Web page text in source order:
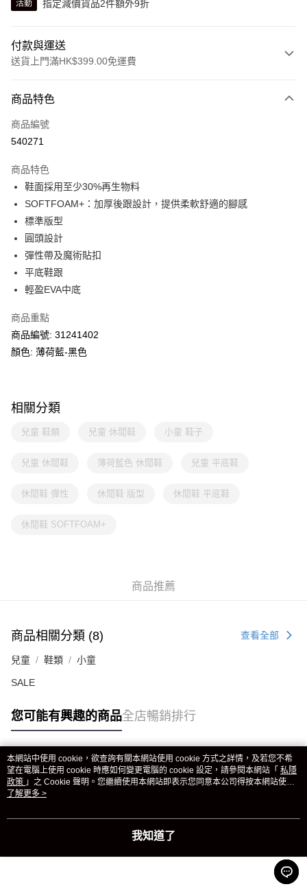
活動 指定減價貨品2件額外9折
付款與運送
送貨上門滿HK$399.00免運費
信用卡
線上付款
Alipay, PayMe, WeChat Pay, UnionPay, FPS
送貨方式
單筆訂單淨值滿$399可享免運費優惠
每筆HK$30.00，滿HK$399.00或以上免運費
滿$599可享澳門免運費優惠
商品特色
商品編號
540271
商品特色
鞋面採用至少30%再生物料
SOFTFOAM+：加厚後跟設計，提供柔軟舒適的腳感
標準版型
圓頭設計
彈性帶及魔術貼扣
平底鞋跟
輕盈EVA中底
商品重點
商品編號: 31241402
顏色: 薄荷藍-黑色
相關分類
兒童 鞋類 兒童 休閒鞋 小童 鞋子
兒童 休閒鞋 薄荷藍色 休閒鞋 兒童 平底鞋
休閒鞋 彈性 休閒鞋 版型 休閒鞋 平底鞋
休閒鞋 SOFTFOAM+
商品推薦
商品相關分類 (8) 查看全部
兒童 鞋類 小童
SALE
您可能有興趣的商品全店暢銷排行
熱門標籤
熱銷排行
本網站中使用 cookie，欲查詢有關本網站使用 cookie 方式之詳情，及若您不希
望在電腦上使用 cookie 時應如何變更電腦的 cookie 設定，請參閱本網站「 私隱
政策 」之 Cookie 聲明。您繼續使用本網站即表示您同意本公司得按本網站使用
條款之 Cookie 聲明使用 cookie。
了解更多 >
我知道了